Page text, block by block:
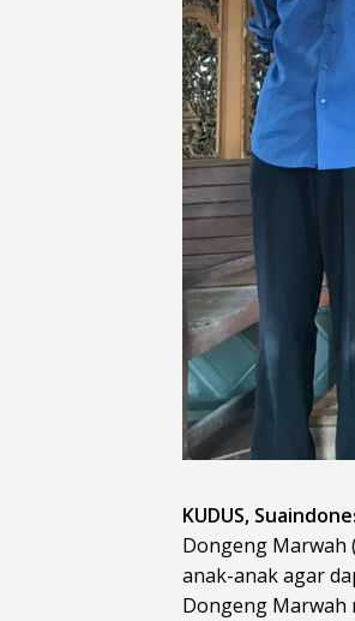
KUDUS,
Dongeng Marwah
anak-anak agar
Dongeng Marwah